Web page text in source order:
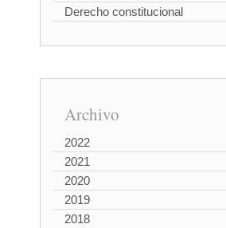
Derecho constitucional
Archivo
2022
2021
2020
2019
2018